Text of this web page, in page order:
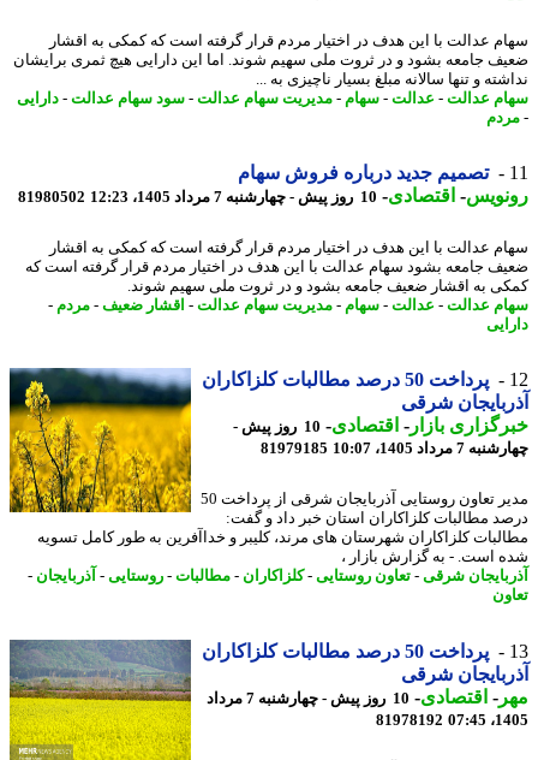
عدالت با این هدف در اختیار مردم قرار گرفته است که کمکی به اقشار
جامعه بشود و در ثروت ملی سهیم شوند. اما این دارایی هیچ ثمری برایشان
و تنها سالانه مبلغ بسیار ناچیزی به ...
عدالت-عدالت-سهام-مدیریت سهام عدالت-سود سهام عدالت-دارایی
تصمیم جدید درباره فروش سهام
-اقتصادی-10 روز پیش - چهارشنبه 7 مرداد 1405، 12:23 81980502
عدالت با این هدف در اختیار مردم قرار گرفته است که کمکی به اقشار
جامعه بشود سهام عدالت با این هدف در اختیار مردم قرار گرفته است که
به اقشار ضعیف جامعه بشود و در ثروت ملی سهیم شوند.
عدالت-عدالت-سهام-مدیریت سهام عدالت-اقشار ضعیف-مردم-
پرداخت 50 درصد مطالبات کلزاکاران
شرقی
بازار- اقتصادی-
10 روز پیش -
مرداد 1405، 10:07
81979185
مدیر تعاون روستایی آذربایجان شرقی از پرداخت 50
مطالبات کلزاکاران استان خبر داد و گفت:
کلزاکاران شهرستان های مرند، کلیبر و خداآفرین به طور کامل تسویه
است. - به گزارش بازار ،
شرقی-تعاون روستایی-کلزاکاران- مطالبات-روستایی-آذربایجان-
پرداخت 50 درصد مطالبات کلزاکاران
شرقی
-اقتصادی-
10 روز پیش - چهارشنبه 7 مرداد
81978192